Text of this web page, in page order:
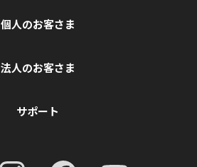
個人のお客さま
法人のお客さま
サポート